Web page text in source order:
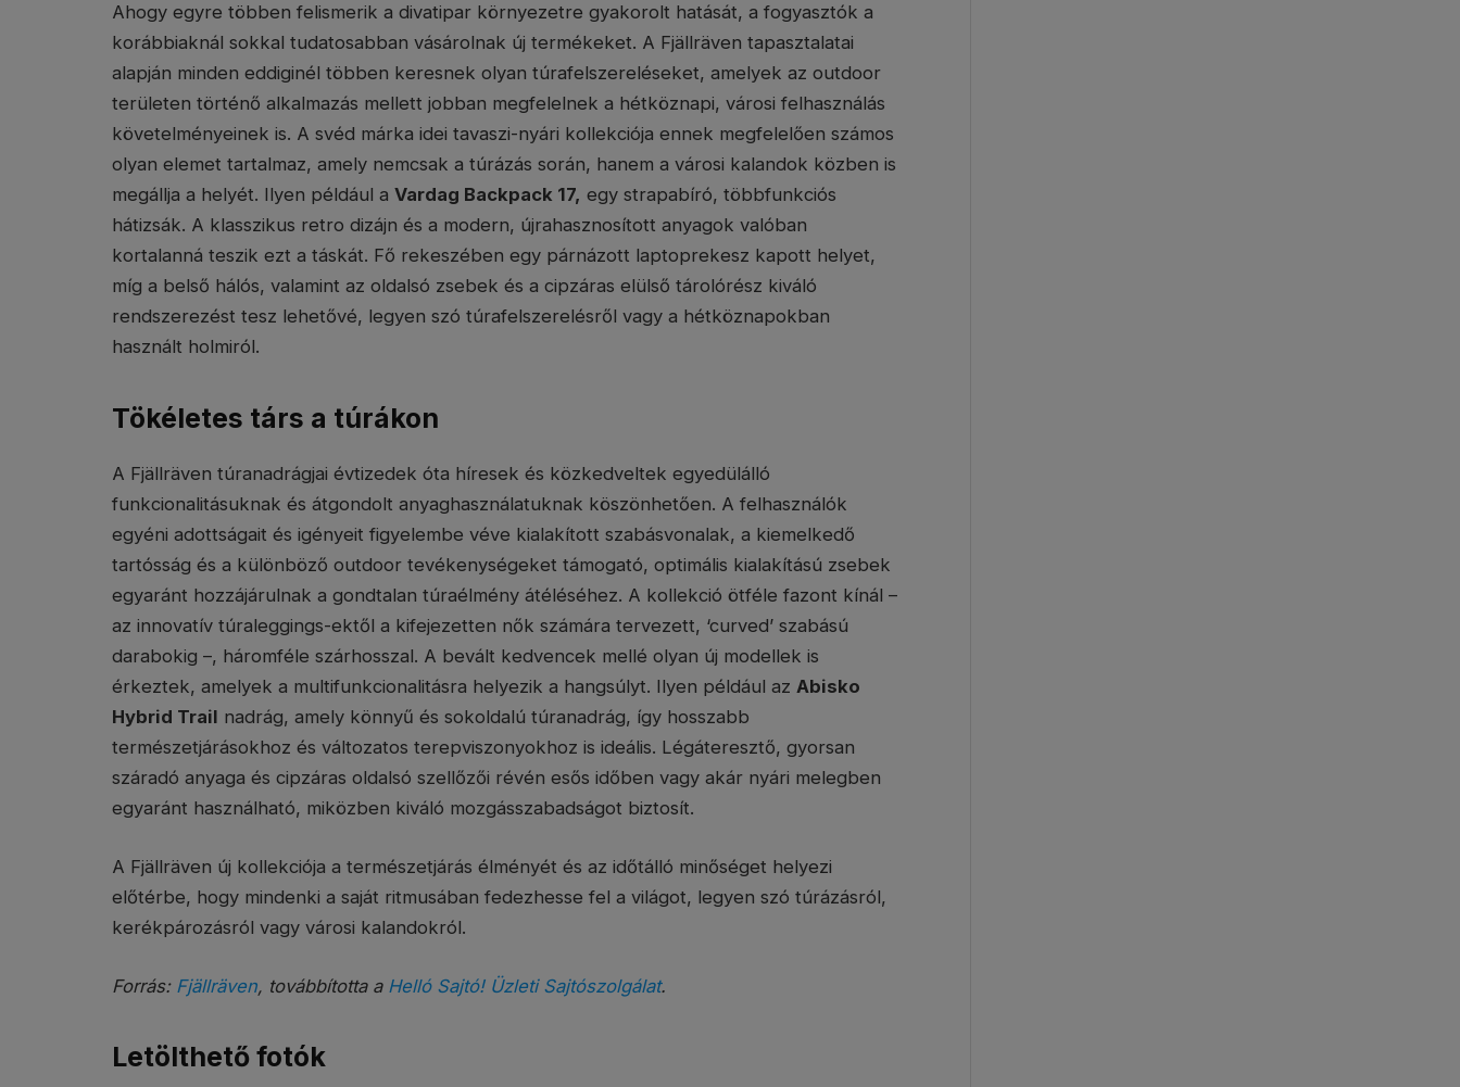
Ahogy egyre többen felismerik a divatipar környezetre gyakorolt hatását, a fogyasztók a
korábbiaknál sokkal tudatosabban vásárolnak új termékeket. A Fjällräven tapasztalatai
alapján minden eddiginél többen keresnek olyan túrafelszereléseket, amelyek az outdoor
területen történő alkalmazás mellett jobban megfelelnek a hétköznapi, városi felhasználás
követelményeinek is. A svéd márka idei tavaszi-nyári kollekciója ennek megfelelően számos
olyan elemet tartalmaz, amely nemcsak a túrázás során, hanem a városi kalandok közben is
megállja a helyét. Ilyen például a Vardag Backpack 17, egy strapabíró, többfunkciós
hátizsák. A klasszikus retro dizájn és a modern, újrahasznosított anyagok valóban
kortalanná teszik ezt a táskát. Fő rekeszében egy párnázott laptoprekesz kapott helyet,
míg a belső hálós, valamint az oldalsó zsebek és a cipzáras elülső tárolórész kiváló
rendszerezést tesz lehetővé, legyen szó túrafelszerelésről vagy a hétköznapokban
használt holmiról.
Tökéletes társ a túrákon
A Fjällräven túranadrágjai évtizedek óta híresek és közkedveltek egyedülálló
funkcionalitásuknak és átgondolt anyaghasználatuknak köszönhetően. A felhasználók
egyéni adottságait és igényeit figyelembe véve kialakított szabásvonalak, a kiemelkedő
tartósság és a különböző outdoor tevékenységeket támogató, optimális kialakítású zsebek
egyaránt hozzájárulnak a gondtalan túraélmény átéléséhez. A kollekció ötféle fazont kínál –
az innovatív túraleggings-ektől a kifejezetten nők számára tervezett, ‘curved’ szabású
darabokig –, háromféle szárhosszal. A bevált kedvencek mellé olyan új modellek is
érkeztek, amelyek a multifunkcionalitásra helyezik a hangsúlyt. Ilyen például az Abisko
Hybrid Trail nadrág, amely könnyű és sokoldalú túranadrág, így hosszabb
természetjárásokhoz és változatos terepviszonyokhoz is ideális. Légáteresztő, gyorsan
száradó anyaga és cipzáras oldalsó szellőzői révén esős időben vagy akár nyári melegben
egyaránt használható, miközben kiváló mozgásszabadságot biztosít.
A Fjällräven új kollekciója a természetjárás élményét és az időtálló minőséget helyezi
előtérbe, hogy mindenki a saját ritmusában fedezhesse fel a világot, legyen szó túrázásról,
kerékpározásról vagy városi kalandokról.
Forrás: Fjällräven, továbbította a Helló Sajtó! Üzleti Sajtószolgálat.
Letölthető fotók